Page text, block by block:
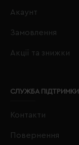
Акаунт
Замовлення
Акції та знижки
СЛУЖБА ПІДТРИМКИ
Контакти
Повернення